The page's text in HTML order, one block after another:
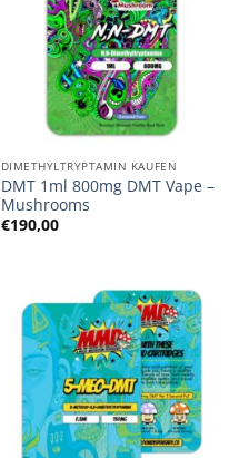
DIMETHYLTRYPTAMIN KAUFEN
DMT 1ml 800mg DMT Vape –
Mushrooms
€190,00